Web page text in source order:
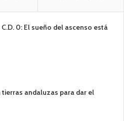
0: El sueño del ascenso está
andaluzas para dar el